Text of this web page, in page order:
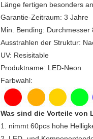
Länge fertigen besonders
Garantie-Zeitraum: 3 Jahre
Min. Bending: Durchmesser
Ausstrahlen der Struktur:
UV: Resisitable
Produktname: LED-Neon
Farbwahl:
Was sind die Vorteile von
1. nimmt 60pcs hohe